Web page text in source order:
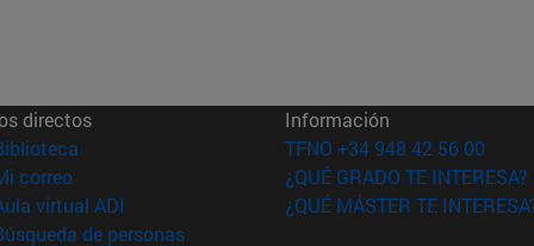
directos
(abre en nueva ventana)
correo(abre en nueva ventana)
virtual ADI (abre en nueva ventana)
de personas(abre en nueva ventana)
Información
TFNO +34 948 42 56 00
¿QUÉ GRADO TE INTERESA?
¿QUÉ MÁSTER TE